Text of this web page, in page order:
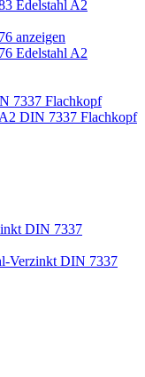
Edelstahl A2
anzeigen
Edelstahl A2
7337 Flachkopf
DIN 7337 Flachkopf
DIN 7337
Verzinkt DIN 7337